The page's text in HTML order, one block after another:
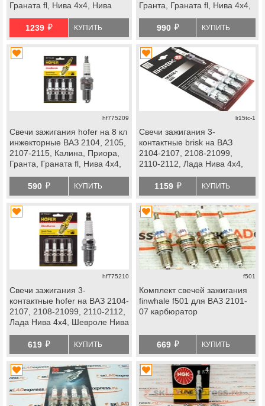
Граната fl, Нива 4х4, Нива
Шевроле Нива, datsun
1239 й КУПИТЬ
Гранта, Граната fl, Нива 4х4,
Шевроле Нива, datsun
990 й КУПИТЬ
hf775209
Свечи зажигания hofer на 8 кл
инжекторные ВАЗ 2104, 2105,
2107-2115, Калина, Приора,
Гранта, Граната fl, Нива 4х4,
Шевроле Нива, datsun
590 й КУПИТЬ
lr15tc-1
Свечи зажигания 3-
контактные brisk на ВАЗ
2104-2107, 2108-21099,
2110-2112, Лада Нива 4х4,
1159 й КУПИТЬ
hf775210
Свечи зажигания 3-
контактные hofer на ВАЗ 2104-
2107, 2108-21099, 2110-2112,
Лада Нива 4х4, Шевроле Нива
619 й КУПИТЬ
f501
Комплект свечей зажигания
finwhale f501 для ВАЗ 2101-
07 карбюратор
669 й КУПИТЬ